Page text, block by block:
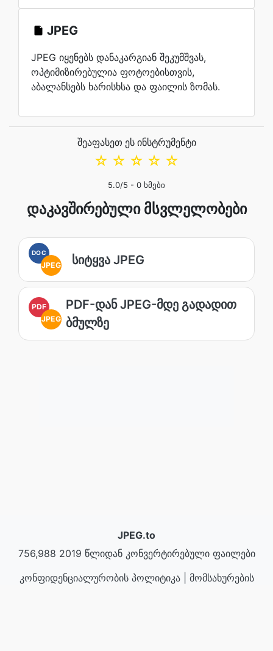
JPEG
JPEG იყენებს დანაკარგიან შეკუმშვას,
ოპტიმიზირებულია ფოტოებისთვის,
აბალანსებს ხარისხსა და ფაილის ზომას.
შეაფასეთ ეს ინსტრუმენტი
☆
☆
☆
☆
☆
5.0/5 - 0 ხმები
დაკავშირებული მსვლელობები
DOC
JPEG სიტყვა JPEG
PDF
JPEG
PDF-დან JPEG-მდე გადადით
ბმულზე
JPEG.to
756,988 2019 წლიდან კონვერტირებული ფაილები
კონფიდენციალურობის პოლიტიკა| მომსახურების